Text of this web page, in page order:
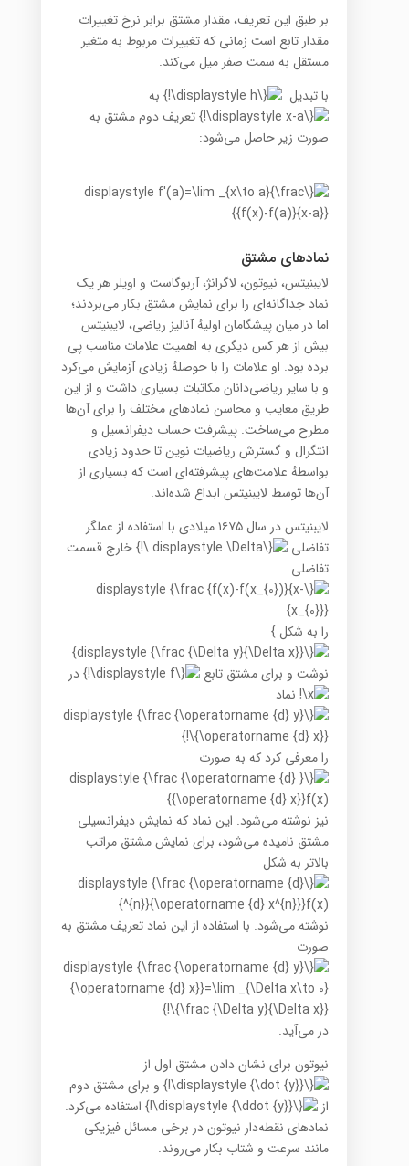
بر طبق این تعریف، مقدار مشتق برابر نرخ تغییرات
مقدار تابع است زمانی که تغییرات مربوط به متغیر
مستقل به سمت صفر میل می‌کند.
با تبدیل
به
تعریف دوم مشتق به
صورت زیر حاصل می‌شود:
نمادهای مشتق
لایبنیتس، نیوتون، لاگرانژ، آربوگاست و اویلر هر یک
نماد جداگانه‌ای را برای نمایش مشتق بکار می‌بردند؛
اما در میان پیشگامان اولیهٔ آنالیز ریاضی، لایبنیتس
بیش از هر کس دیگری به اهمیت علامات مناسب پی
برده بود. او علامات را با حوصلهٔ زیادی آزمایش می‌کرد
و با سایر ریاضی‌دانان مکاتبات بسیاری داشت و از این
طریق معایب و محاسن نمادهای مختلف را برای آن‌ها
مطرح می‌ساخت. پیشرفت حساب دیفرانسیل و
انتگرال و گسترش ریاضیات نوین تا حدود زیادی
بواسطهٔ علامت‌های پیشرفته‌ای است که بسیاری از
آن‌ها توسط لایبنیتس ابداع شده‌اند.
لایبنیتس در سال ۱۶۷۵ میلادی با استفاده از عملگر
تفاضلی
خارج قسمت
تفاضلی
را به شکل}
نوشت و برای مشتق تابع
در
نماد
را معرفی کرد که به صورت
نیز نوشته می‌شود. این نماد که نمایش دیفرانسیلی
مشتق نامیده می‌شود، برای نمایش مشتق مراتب
بالاتر به شکل
نوشته می‌شود. با استفاده از این نماد تعریف مشتق به
صورت
در می‌آید.
نیوتون برای نشان دادن مشتق اول از
و برای مشتق دوم
از
استفاده می‌کرد.
نمادهای نقطه‌دار نیوتون در برخی مسائل فیزیکی
مانند سرعت و شتاب بکار می‌روند.